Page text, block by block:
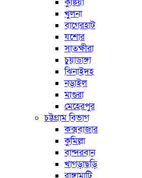
খুলনা
বাগেরহাট
যশোর
সাতক্ষীরা
চুয়াডাঙ্গা
ঝিনাইদহ
নড়াইল
মাগুরা
মেহেরপুর
চট্টগ্রাম বিভাগ
কক্সবাজার
কুমিল্লা
বান্দরবান
খাগড়াছড়ি